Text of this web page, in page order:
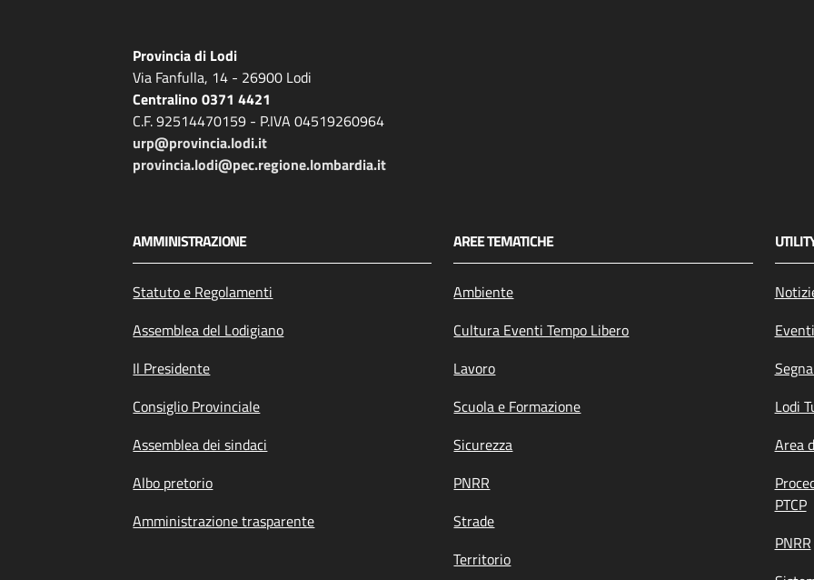
Provincia di Lodi
Via Fanfulla, 14 - 26900 Lodi
Centralino 0371 4421
C.F. 92514470159 - P.IVA 04519260964
urp@provincia.lodi.it
provincia.lodi@pec.regione.lombardia.it
AMMINISTRAZIONE
Statuto e Regolamenti
Assemblea del Lodigiano
Il Presidente
Consiglio Provinciale
Assemblea dei sindaci
Albo pretorio
Amministrazione trasparente
AREE TEMATICHE
Ambiente
Cultura Eventi Tempo Libero
Lavoro
Scuola e Formazione
Sicurezza
PNRR
Strade
Territorio
Eventi
Lodi
Area
PTCP
PNRR